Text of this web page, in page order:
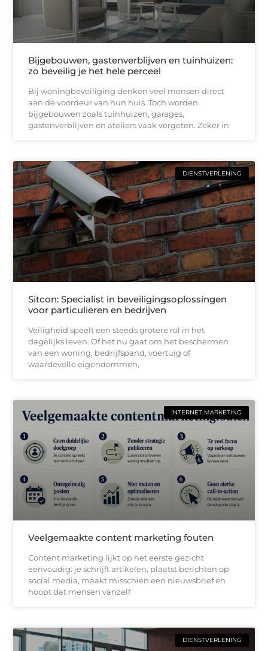
Bijgebouwen, gastenverblijven en tuinhuizen:
zo beveilig je het hele perceel
Bij woningbeveiliging denken veel mensen direct
aan de voordeur van hun huis. Toch worden
bijgebouwen zoals tuinhuizen, garages,
gastenverblijven en ateliers vaak vergeten. Zeker in
DIENSTVERLENING
Sitcon: Specialist in beveiligingsoplossingen
voor particulieren en bedrijven
Veiligheid speelt een steeds grotere rol in het
dagelijks leven. Of het nu gaat om het beschermen
van een woning, bedrijfspand, voertuig of
waardevolle eigendommen,
INTERNET MARKETING
Veelgemaakte content marketing fouten
Content marketing lijkt op het eerste gezicht
eenvoudig: je schrijft artikelen, plaatst berichten op
social media, maakt misschien een nieuwsbrief en
hoopt dat mensen vanzelf
DIENSTVERLENING